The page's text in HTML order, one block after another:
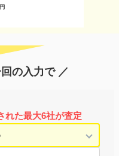
の入力で ／
れた最大6社が査定